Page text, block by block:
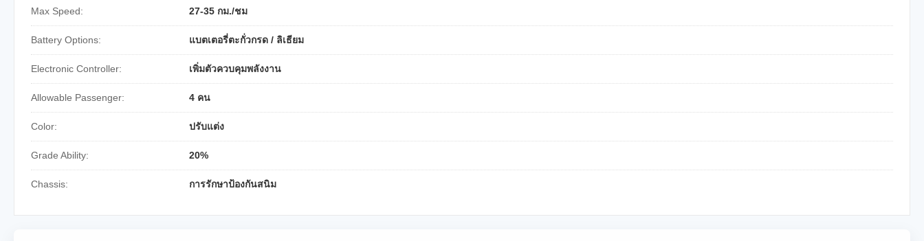
Max Speed: 27-35 กม./ชม
Battery Options: แบตเตอรี่ตะกั่วกรด / ลิเธียม
Electronic Controller: เพิ่มตัวควบคุมพลังงาน
Allowable Passenger: 4 คน
Color: ปรับแต่ง
Grade Ability: 20%
Chassis: การรักษาป้องกันสนิม